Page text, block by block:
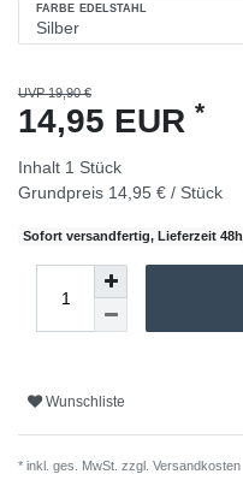
FARBE EDELSTAHL
UVP 19,90 €
14,95 EUR *
Inhalt 1 Stück
Grundpreis 14,95 € / Stück
Sofort versandfertig, Lieferzeit 48h
Wunschliste
* inkl. ges. MwSt. zzgl. Versandkosten